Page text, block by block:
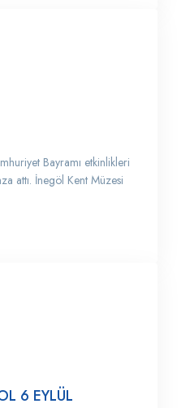
Bayramı etkinlikleri
attı. İnegöl Kent Müzesi
6 EYLÜL